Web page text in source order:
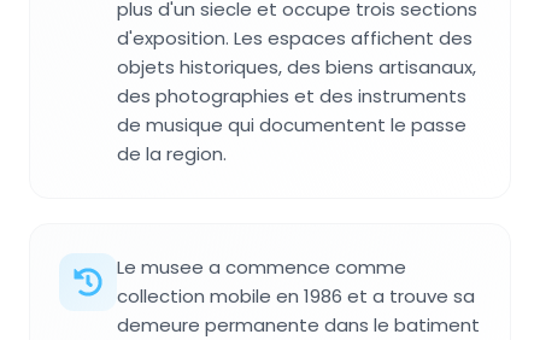
plus d'un siecle et occupe trois sections
d'exposition. Les espaces affichent des
objets historiques, des biens artisanaux,
des photographies et des instruments
de musique qui documentent le passe
de la region.
Le musee a commence comme
collection mobile en 1986 et a trouve sa
demeure permanente dans le batiment